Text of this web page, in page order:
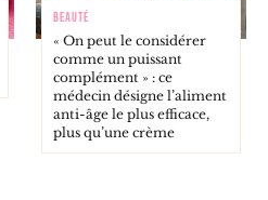
BEAUTÉ
« On peut le considérer
comme un puissant
complément » : ce
médecin désigne l’aliment
anti-âge le plus efficace,
plus qu’une crème